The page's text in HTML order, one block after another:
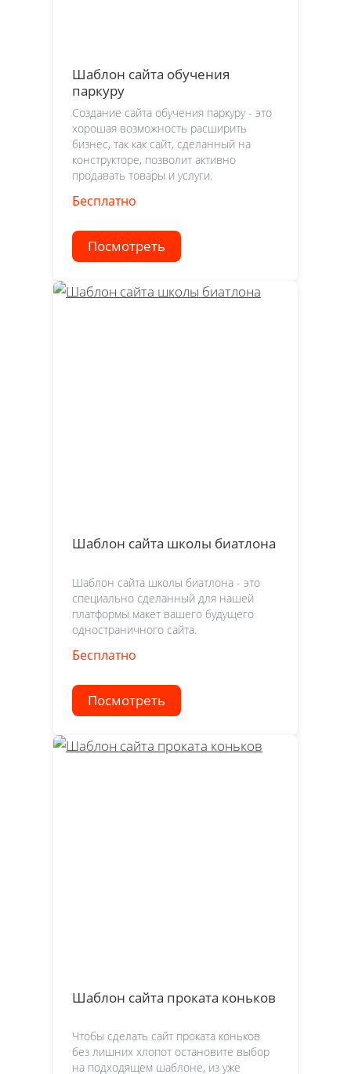
Шаблон сайта обучения
паркуру
Создание сайта обучения паркуру - это
хорошая возможность расширить
бизнес, так как сайт, сделанный на
конструкторе, позволит активно
продавать товары и услуги.
Бесплатно
Посмотреть
Шаблон сайта школы биатлона
Шаблон сайта школы биатлона - это
специально сделанный для нашей
платформы макет вашего будущего
одностраничного сайта.
Бесплатно
Посмотреть
Шаблон сайта проката коньков
Чтобы сделать сайт проката коньков
без лишних хлопот остановите выбор
на подходящем шаблоне, из уже